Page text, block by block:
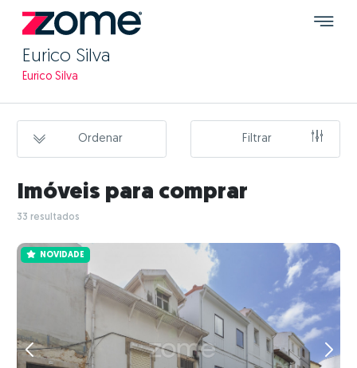
Eurico Silva
Eurico Silva
Ordenar Filtrar
Imóveis para comprar
33 resultados
NOVIDADE